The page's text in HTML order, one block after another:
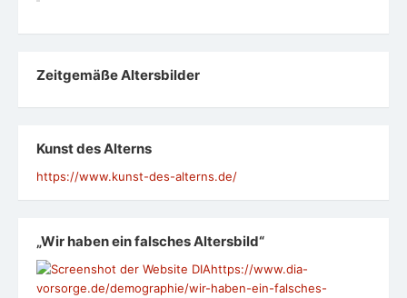
Zeit­ge­mäße Alters­bil­der
Kunst des Alterns
https://www.kunst-des-alterns.de/
„Wir haben ein falsches Altersbild“
https://www.dia-
vorsorge.de/demographie/wir-haben-ein-falsches-